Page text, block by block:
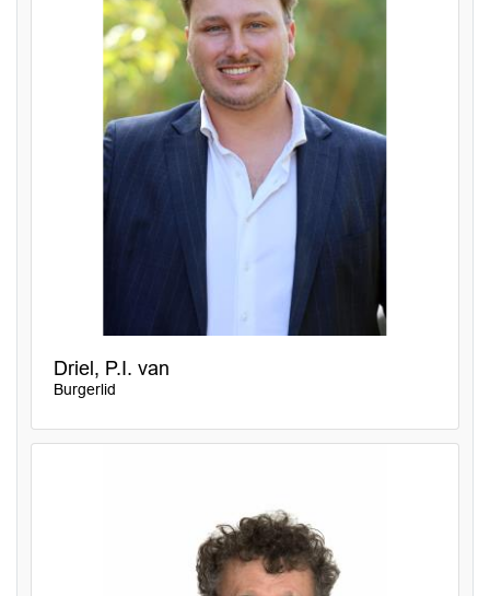
Driel, P.I. van
Burgerlid